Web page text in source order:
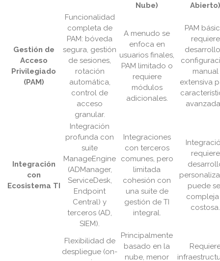
Nube)
Abierto)
Gestión de
Acceso
Privilegiado
(PAM)
Funcionalidad
completa de
PAM: bóveda
segura, gestión
de sesiones,
rotación
automática,
control de
acceso
granular.
A menudo se
enfoca en
usuarios finales,
PAM limitado o
requiere
módulos
adicionales.
PAM
requiere
manual
extensiva
Integración
con
Ecosistema TI
Integración
profunda con
suite
ManageEngine
(ADManager,
ServiceDesk,
Endpoint
Central) y
terceros (AD,
SIEM).
Integraciones
con terceros
comunes, pero
limitada
cohesión con
una suite de
gestión de TI
integral.
requiere
puede
compleja
costosa.
Flexibilidad de
despliegue (on-
Principalmente
basado en la
nube, menor